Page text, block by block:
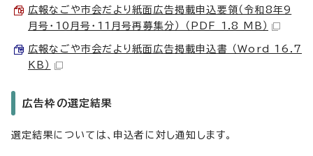
広報なごや市会だより紙面広告掲載申込要領（令和8年9
月号・10月号・11月号再募集分） （PDF 1.8 MB）
広報なごや市会だより紙面広告掲載申込書 （Word 16.7
KB）
広告枠の選定結果
選定結果については、申込者に対し通知します。